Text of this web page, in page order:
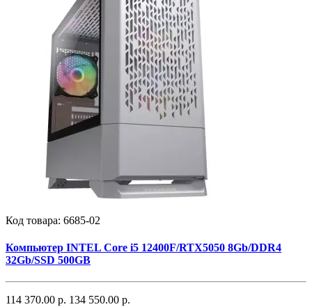
Код товара: 6685-02
Компьютер INTEL Core i5 12400F/RTX5050 8Gb/DDR4
32Gb/SSD 500GB
114 370.00 р. 134 550.00 р.